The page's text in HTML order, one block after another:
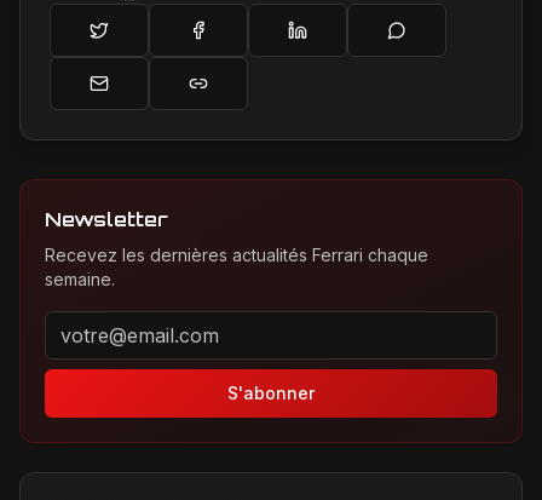
Newsletter
Recevez les dernières actualités Ferrari chaque
semaine.
Adresse email pour la newsletter
S'abonner